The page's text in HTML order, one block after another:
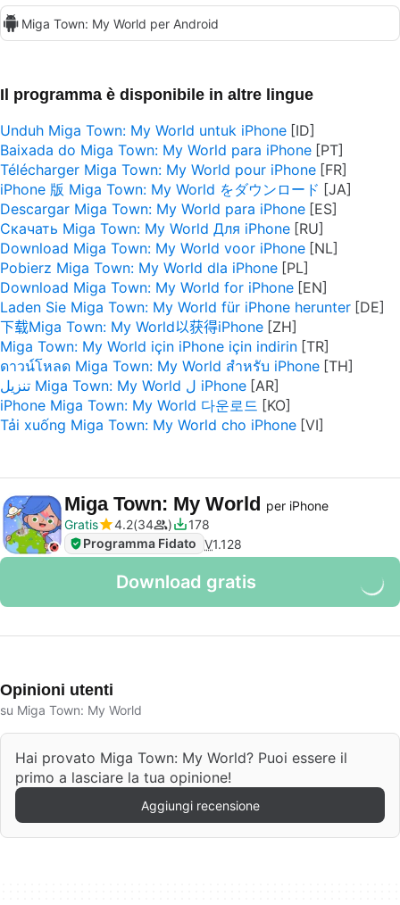
Miga Town: My World per Android
Il programma è disponibile in altre lingue
Unduh Miga Town: My World untuk iPhone
Baixada do Miga Town: My World para iPhone
Télécharger Miga Town: My World pour iPhone
iPhone 版 Miga Town: My World をダウンロード
Descargar Miga Town: My World para iPhone
Скачать Miga Town: My World Для iPhone
Download Miga Town: My World voor iPhone
Pobierz Miga Town: My World dla iPhone
Download Miga Town: My World for iPhone
Laden Sie Miga Town: My World für iPhone herunter
下载Miga Town: My World以获得iPhone
Miga Town: My World için iPhone için indirin
ดาวน์โหลด Miga Town: My World สำหรับ iPhone
تنزيل Miga Town: My World ل iPhone
iPhone Miga Town: My World 다운로드
Tải xuống Miga Town: My World cho iPhone
Miga Town: My World per iPhone
Gratis
4.2 34
178
Programma Fidato V1.128
Download gratis
Opinioni utenti
su Miga Town: My World
Hai provato Miga Town: My World? Puoi essere il
primo a lasciare la tua opinione!
Aggiungi recensione